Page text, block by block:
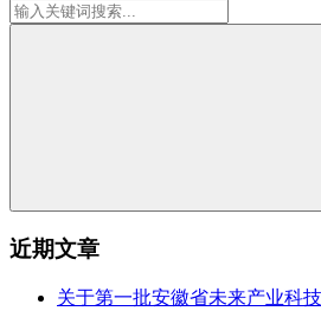
近期文章
关于第一批安徽省未来产业科